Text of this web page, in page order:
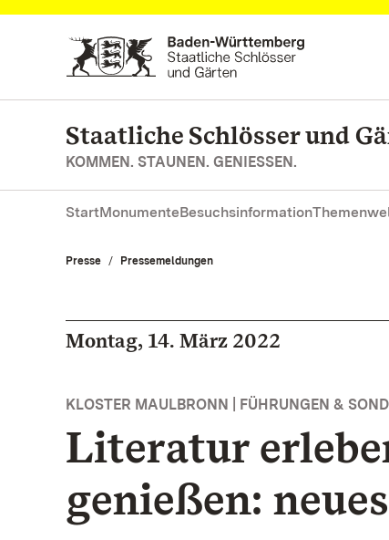
Zum Hauptinhalt springen
Staatliche Schlösser und
KOMMEN. STAUNEN. GENIESSEN.
StartMonumenteBesuchsinformation
Presse Pressemeldungen
Montag, 14. März 2022
KLOSTER MAULBRONN | FÜHRUNGEN &
Literatur
genießen: